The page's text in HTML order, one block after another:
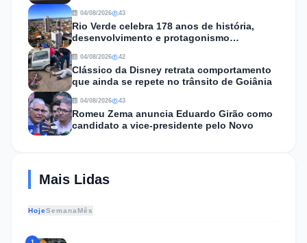
04/08/2026 43
Rio Verde celebra 178 anos de história,
desenvolvimento e protagonismo
04/08/2026 42
Clássico da Disney retrata comportamento
que ainda se repete no trânsito de Goiânia
04/08/2026 43
Romeu Zema anuncia Eduardo Girão como
candidato a vice-presidente pelo Novo
Mais Lidas
HojeSemanaMês